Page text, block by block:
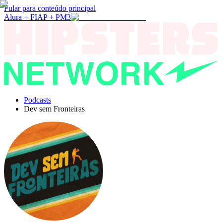
Pular para conteúdo principal
Alura + FIAP + PM3
Podcasts
Dev sem Fronteiras